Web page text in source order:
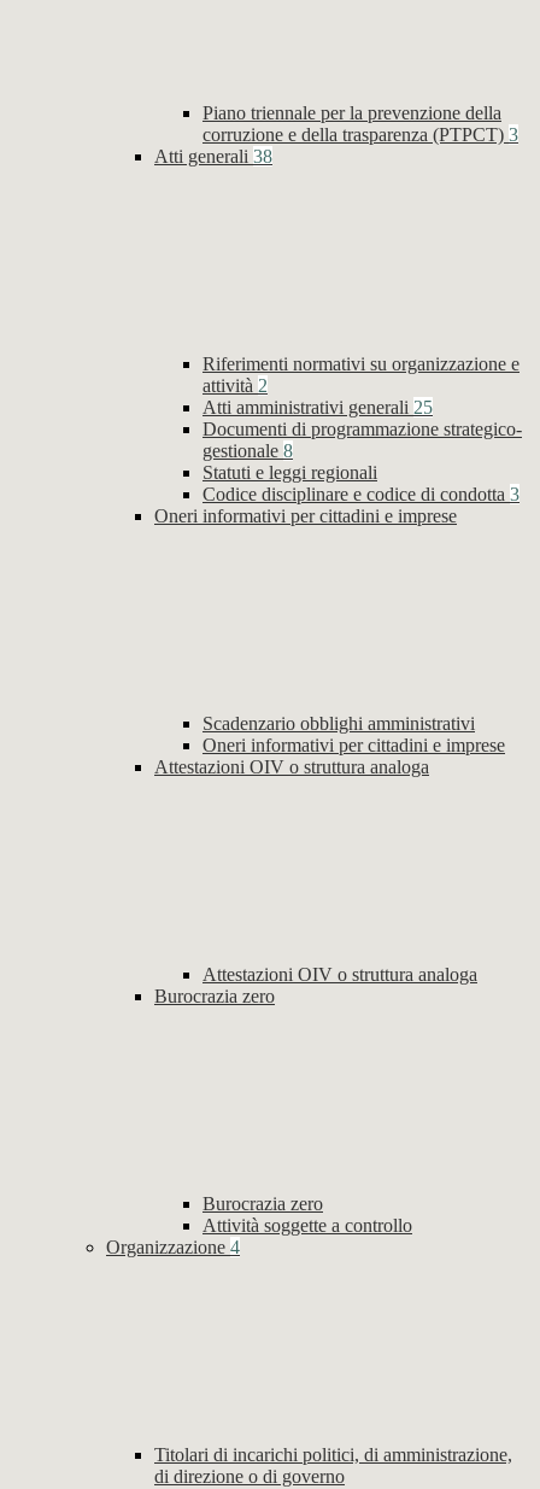
Piano triennale per la prevenzione della
corruzione e della trasparenza (PTPCT) 3
Atti generali 38
Riferimenti normativi su organizzazione e
attività 2
Atti amministrativi generali 25
Documenti di programmazione strategico-
gestionale 8
Statuti e leggi regionali
Codice disciplinare e codice di condotta 3
Oneri informativi per cittadini e imprese
Scadenzario obblighi amministrativi
Oneri informativi per cittadini e imprese
Attestazioni OIV o struttura analoga
Attestazioni OIV o struttura analoga
Burocrazia zero
Burocrazia zero
Attività soggette a controllo
Organizzazione 4
Titolari di incarichi politici, di amministrazione,
di direzione o di governo